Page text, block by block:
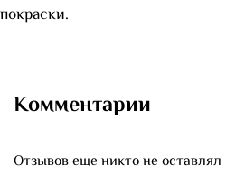
покраски.
Комментарии
Отзывов еще никто не оставлял